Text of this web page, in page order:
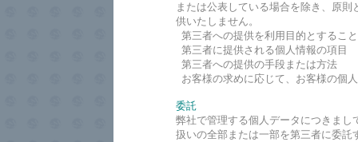
または公表している場合を除き、原
供いたしません。
第三者への提供を利用目的とすること
第三者に提供される個人情報の項目
第三者への提供の手段または方法
お客様の求めに応じて、お客様の個
委託
弊社で管理する個人データにつきま
扱いの全部または一部を第三者に委託